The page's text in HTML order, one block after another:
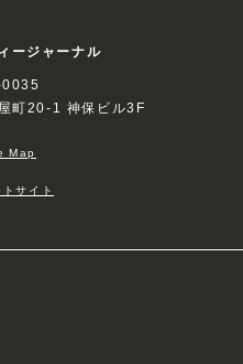
ージャーナル
町20-1 神保ビル3F
Map
サイト